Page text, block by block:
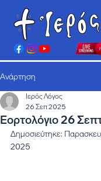
Ανάρτηση
Εορτολόγιο 26
Ιερός Λόγος
26 Σεπ 2025
Δημοσιεύτηκε:
2025